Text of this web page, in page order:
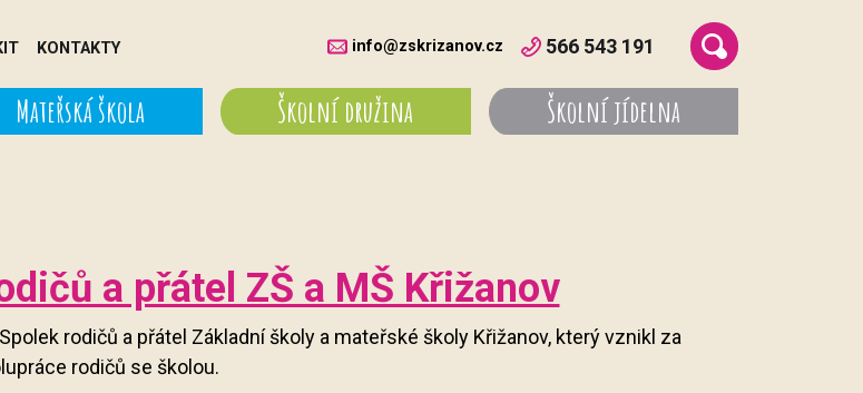
KONTAKTY info@zskrizanov.cz 566 543 191
Mateřská škola Školní družina Školní jídelna
a přátel ZŠ a MŠ Křižanov
rodičů a přátel Základní školy a mateřské školy Křižanov, který vznikl za
rodičů se školou.